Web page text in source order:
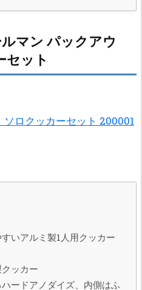
マン パックアウ
セット
ロクッカーセット 200001
いアルミ製1人用クッカー
ッカー
ードアノダイズ、内側はふ